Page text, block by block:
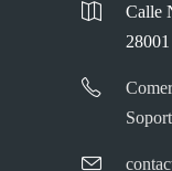
Calle